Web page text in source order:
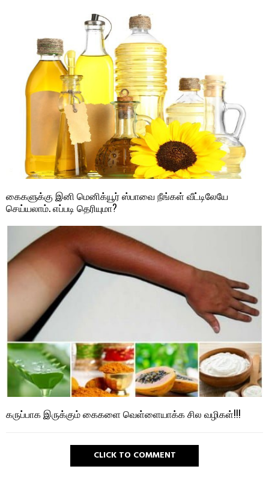
கைகளுக்கு இனி மெனிக்யூர் ஸ்பாவை நீங்கள் வீட்டிலேயே
செய்யலாம். எப்படி தெரியுமா?
கருப்பாக இருக்கும் கைகளை வெள்ளையாக்க சில வழிகள்!!!
CLICK TO COMMENT